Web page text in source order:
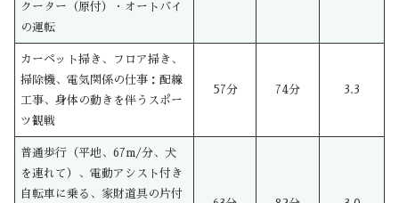
クーター（原付）・オートバイ
の運転
カーペット掃き、フロア掃き、
掃除機、電気関係の仕事：配線
工事、身体の動きを伴うスポー
ツ観戦
57分 74分 3.3
普通歩行（平地、67m/分、犬
を連れて）、電動アシスト付き
自転車に乗る、家財道具の片付